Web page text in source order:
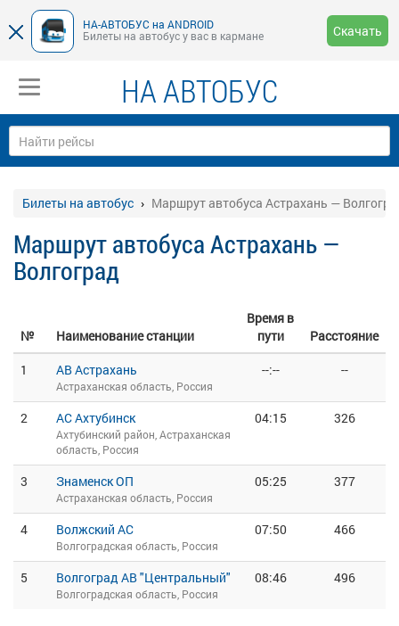
НА-АВТОБУС на ANDROID
Билеты на автобус у вас в кармане
Скачать
НА АВТОБУС
Билеты на автобус Маршрут автобуса Астрахань —
Маршрут автобуса Астрахань —
Волгоград
№ Наименование станции
Время в
пути
Расстояние
1
АВ Астрахань
Астраханская область, Россия
--:-- --
2 АС Ахтубинск
Ахтубинский район, Астраханская
область, Россия
04:15 326
3 Знаменск ОП
Астраханская область, Россия
05:25 377
4 Волжский АС
Волгоградская область, Россия
07:50 466
5 Волгоград АВ "Центральный"
Волгоградская область, Россия
08:46 496